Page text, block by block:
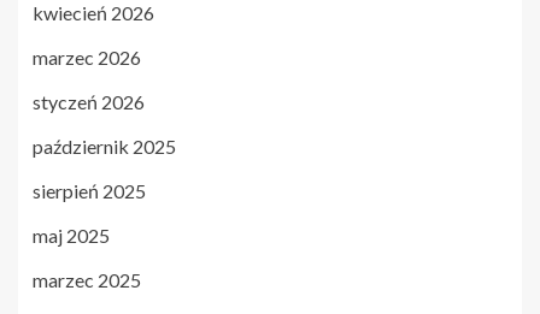
kwiecień 2026
marzec 2026
styczeń 2026
październik 2025
sierpień 2025
maj 2025
marzec 2025